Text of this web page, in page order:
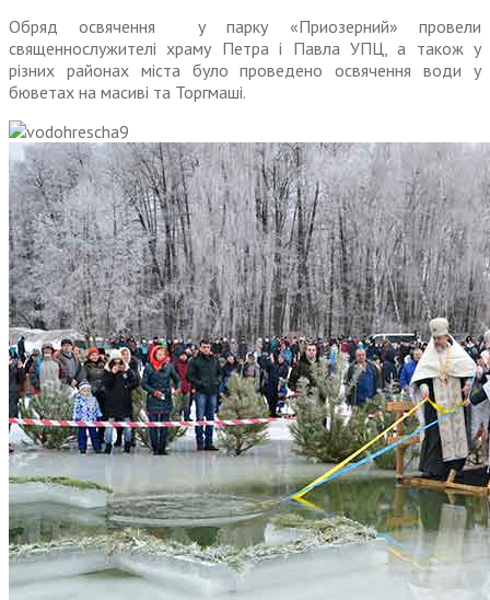
Обряд освячення у парку «Приозерний» провели
священнослужителі храму Петра і Павла УПЦ, а також у
різних районах міста було проведено освячення води у
бюветах на масиві та Торгмаші.